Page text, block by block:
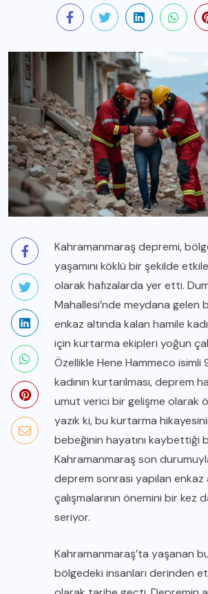
Kahramanmaraş depremi,
yaşamını köklü bir şekilde
olarak hafızalarda yer etti.
Mahallesi’nde meydana gelen
enkaz altında kalan hamile
için kurtarma ekipleri yoğun
Özellikle Hene Hammeco isimli
kadının kurtarılması, deprem
umut verici bir gelişme olarak
yazık ki, bu kurtarma
bebeğinin hayatını kaybettiği
Kahramanmaraş son
deprem sonrası yapılan
çalışmalarının önemini bir kez
seriyor.
Kahramanmaraş’ta yaşanan bu
bölgedeki insanları derinden